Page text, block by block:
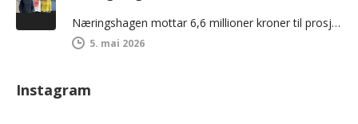
Næringshagen mottar 6,6 millioner kroner til prosjektet Folkefabrikken, og jubelen står i taket! Sparebankstiftelsen Sparebanken Norge anser prosjektet som nyskapende…
5. mai 2026
Instagram